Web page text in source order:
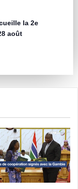
la 2e
août